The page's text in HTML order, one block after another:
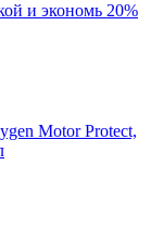
и экономь 20%
Motor Protect,